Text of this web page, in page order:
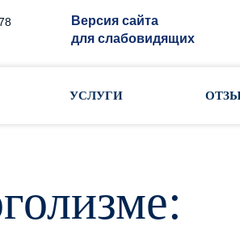
Версия сайта
для слабовидящих
УСЛУГИ